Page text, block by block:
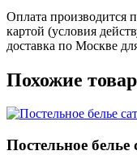
Оплата производится
картой (условия
доставка по Москве
Похожие
Постельное белье